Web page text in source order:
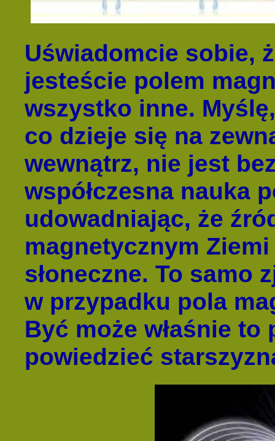
Uświadomcie sobie,
jesteście polem
wszystko inne.
co dzieje się na
wewnątrz, nie jest
współczesna nauka
udowadniając, że
magnetycznym
słoneczne. To samo
w przypadku pola
Być może właśnie to
powiedzieć